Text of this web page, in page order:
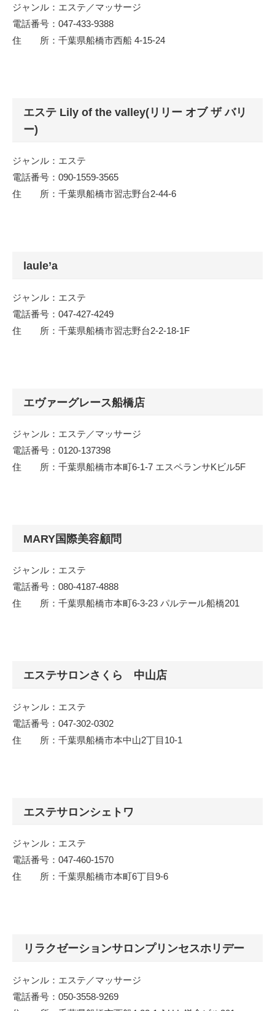
ジャンル：エステ／マッサージ
電話番号：047-433-9388
住 所：千葉県船橋市西船 4-15-24
エステ Lily of the valley(リリー オブ ザ バリ
ー)
ジャンル：エステ
電話番号：090-1559-3565
住 所：千葉県船橋市習志野台2-44-6
laule’a
ジャンル：エステ
電話番号：047-427-4249
住 所：千葉県船橋市習志野台2-2-18-1F
エヴァーグレース船橋店
ジャンル：エステ／マッサージ
電話番号：0120-137398
住 所：千葉県船橋市本町6-1-7 エスペランサKビル5F
MARY国際美容顧問
ジャンル：エステ
電話番号：080-4187-4888
住 所：千葉県船橋市本町6-3-23 パルテール船橋201
エステサロンさくら 中山店
ジャンル：エステ
電話番号：047-302-0302
住 所：千葉県船橋市本中山2丁目10-1
エステサロンシェトワ
ジャンル：エステ
電話番号：047-460-1570
住 所：千葉県船橋市本町6丁目9-6
リラクゼーションサロンプリンセスホリデー
ジャンル：エステ／マッサージ
電話番号：050-3558-9269